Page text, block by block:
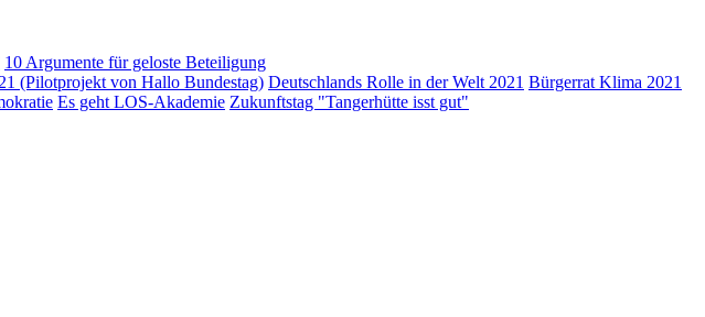
10 Argumente für geloste Beteiligung
(Pilotprojekt von Hallo Bundestag) Deutschlands Rolle in der Welt 2021 Bürgerrat Klima 2021
Es geht LOS-Akademie Zukunftstag "Tangerhütte isst gut"